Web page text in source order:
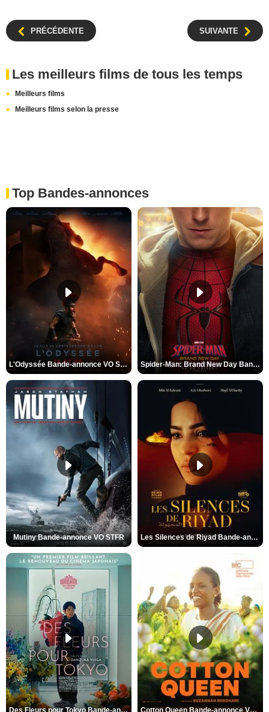
PRÉCÉDENTE SUIVANTE
Les meilleurs films de tous les temps
Meilleurs films
Meilleurs films selon la presse
Top Bandes-annonces
L'Odyssée Bande-annonce VO STFR Spider-Man: Brand New Day Bande-annonce VO STFR
Mutiny Bande-annonce VO STFR Les Silences de Riyad Bande-annonce VO STFR